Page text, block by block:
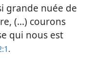
grande nuée de
(...) courons
qui nous est
.